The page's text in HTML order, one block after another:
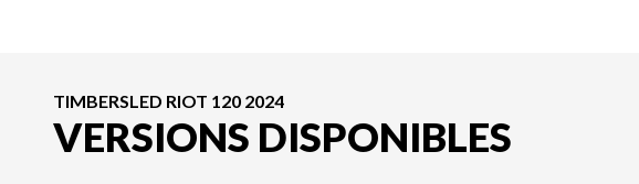
TIMBERSLED RIOT 120 2024
VERSIONS DISPONIBLES